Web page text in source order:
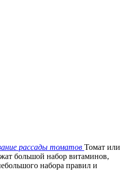
рассады томатов Томат или
большой набор витаминов,
набора правил и